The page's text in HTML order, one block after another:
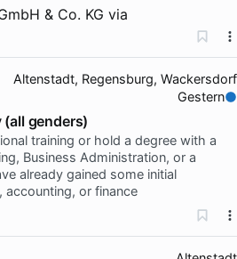
& Co. KG via
Altenstadt, Regensburg, Wackersdorf
Gestern
genders)
training or hold a degree with a
Business Administration, or a
already gained some initial
accounting, or finance